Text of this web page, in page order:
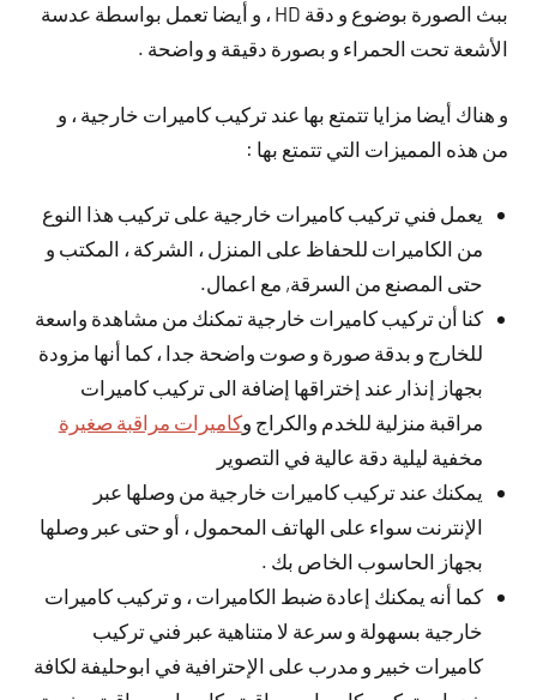
ببث الصورة بوضوع و دقة HD ، و أيضا تعمل بواسطة عدسة
الأشعة تحت الحمراء و بصورة دقيقة و واضحة .
و هناك أيضا مزايا تتمتع بها عند تركيب كاميرات خارجية ، و
من هذه المميزات التي تتمتع بها :
يعمل فني تركيب كاميرات خارجية على تركيب هذا النوع
من الكاميرات للحفاظ على المنزل ، الشركة ، المكتب و
حتى المصنع من السرقة, مع اعمال.
كنا أن تركيب كاميرات خارجية تمكنك من مشاهدة واسعة
للخارج و بدقة صورة و صوت واضحة جدا ، كما أنها مزودة
بجهاز إنذار عند إختراقها إضافة الى تركيب كاميرات
مراقبة منزلية للخدم والكراج وكاميرات مراقبة صغيرة
مخفية ليلية دقة عالية في التصوير
يمكنك عند تركيب كاميرات خارجية من وصلها عبر
الإنترنت سواء على الهاتف المحمول ، أو حتى عبر وصلها
بجهاز الحاسوب الخاص بك .
كما أنه يمكنك إعادة ضبط الكاميرات ، و تركيب كاميرات
خارجية بسهولة و سرعة لا متناهية عبر فني تركيب
كاميرات خبير و مدرب على الإحترافية في ابوحليفة لكافة